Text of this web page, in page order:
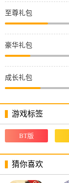
至尊礼包
豪华礼包
成长礼包
游戏标签
BT版
猜你喜欢